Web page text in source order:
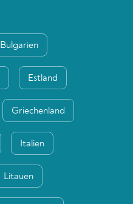
Bulgarien
Estland
Griechenland
Italien
Litauen